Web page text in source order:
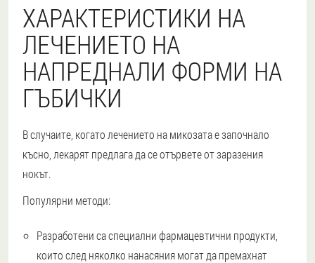
ХАРАКТЕРИСТИКИ НА
ЛЕЧЕНИЕТО НА
НАПРЕДНАЛИ ФОРМИ НА
ГЪБИЧКИ
В случаите, когато лечението на микозата е започнало
късно, лекарят предлага да се отървете от заразения
нокът.
Популярни методи:
Разработени са специални фармацевтични продукти,
които след няколко нанасяния могат да премахнат